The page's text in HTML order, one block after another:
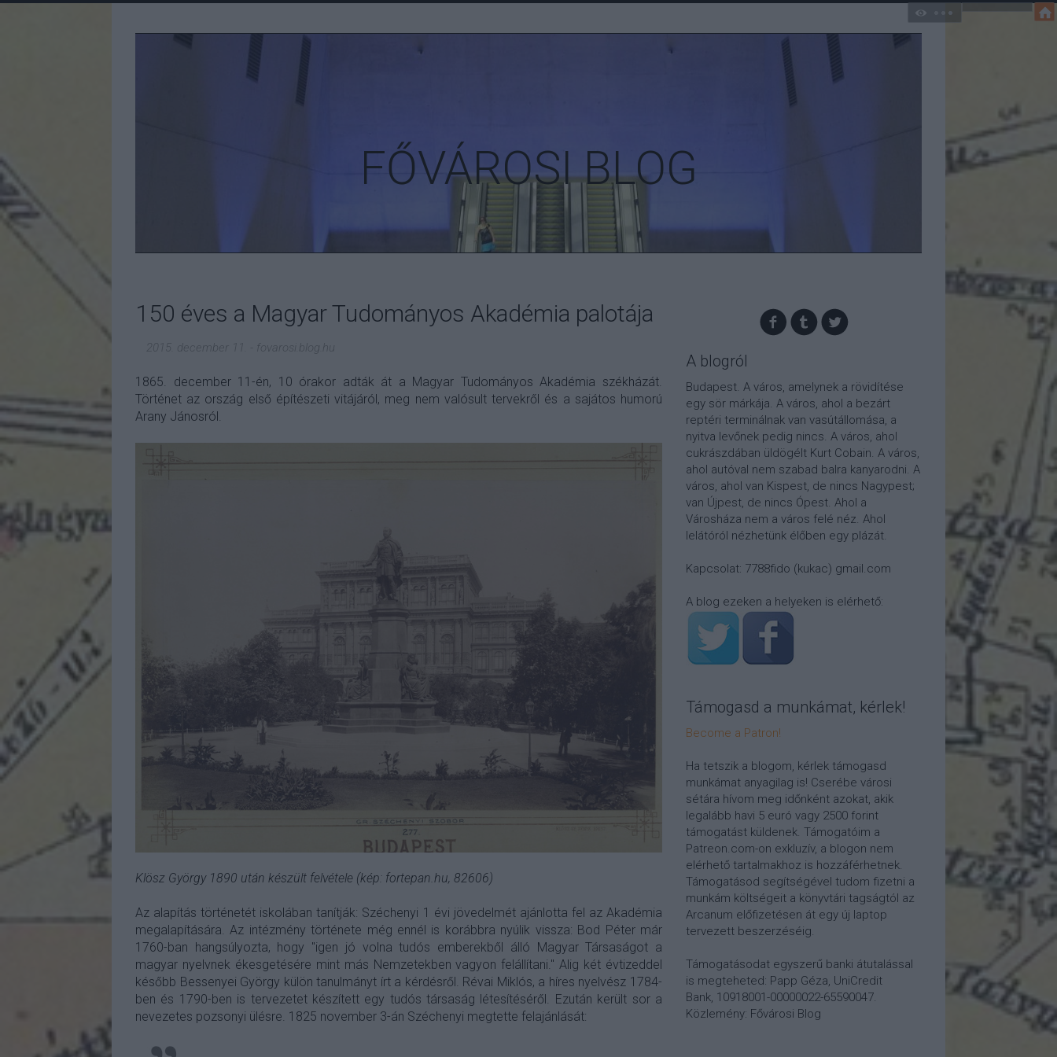
FŐVÁROSI BLOG
150 éves a Magyar Tudományos Akadémia palotája
2015. december 11. fovarosi.blog.hu
1865. december 11-én, 10 órakor adták át a Magyar Tudományos Akadémia székházát.
Történet az ország első építészeti vitájáról, meg nem valósult tervekről és a sajátos humorú
Arany Jánosról.
Klösz György 1890 után készült felvétele (kép: fortepan.hu, 82606)
Az alapítás történetét iskolában tanítják: Széchenyi 1 évi jövedelmét ajánlotta fel az Akadémia
megalapítására. Az intézmény története még ennél is korábbra nyúlik vissza: Bod Péter már
1760-ban hangsúlyozta, hogy "igen jó volna tudós emberekből álló Magyar Társaságot a
magyar nyelvnek ékesgetésére mint más Nemzetekben vagyon felállítani." Alig két évtizeddel
később Bessenyei György külön tanulmányt írt a kérdésről. Révai Miklós, a híres nyelvész 1784-
ben és 1790-ben is tervezetet készített egy tudós társaság létesítéséről. Ezután került sor a
nevezetes pozsonyi ülésre. 1825 november 3-án Széchenyi megtette felajánlását:
A blogról
Budapest. A város, amelynek a rövidítése
egy sör márkája. A város, ahol a bezárt
reptéri terminálnak van vasútállomása, a
nyitva levőnek pedig nincs. A város, ahol
cukrászdában üldögélt Kurt Cobain. A város,
ahol autóval nem szabad balra kanyarodni. A
város, ahol van Kispest, de nincs Nagypest;
van Újpest, de nincs Ópest. Ahol a
Városháza nem a város felé néz. Ahol
lelátóról nézhetünk élőben egy plázát.
Kapcsolat: 7788fido (kukac) gmail.com
A blog ezeken a helyeken is elérhető:
Támogasd a munkámat, kérlek!
Become a Patron!
Ha tetszik a blogom, kérlek támogasd
munkámat anyagilag is! Cserébe városi
sétára hívom meg időnként azokat, akik
legalább havi 5 euró vagy 2500 forint
támogatást küldenek. Támogatóim a
Patreon.com-on exkluzív, a blogon nem
elérhető tartalmakhoz is hozzáférhetnek.
Támogatásod segítségével tudom fizetni a
munkám költségeit a könyvtári tagságtól az
Arcanum előfizetésen át egy új laptop
tervezett beszerzéséig.
Támogatásodat egyszerű banki átutalással
is megteheted: Papp Géza, UniCredit
Bank, 10918001-00000022-65590047.
Közlemény: Fővárosi Blog